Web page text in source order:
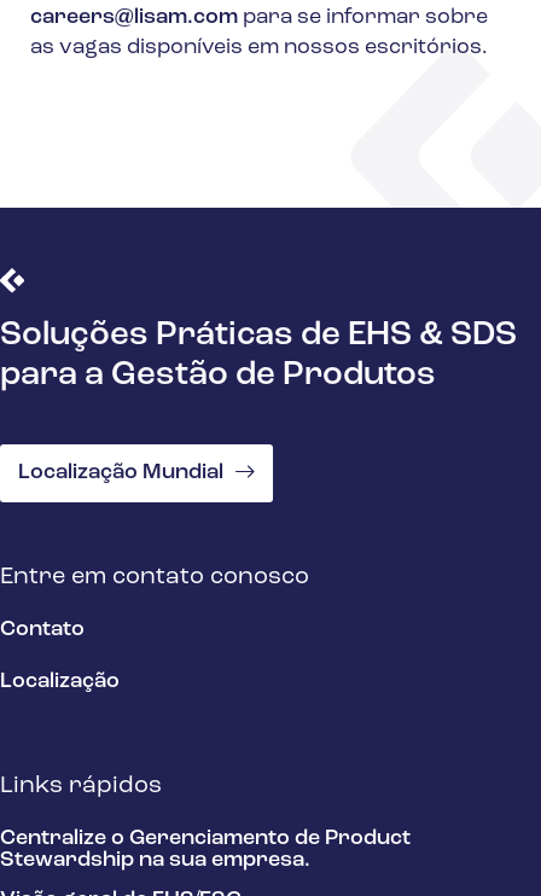
careers@lisam.com para se informar sobre
as vagas disponíveis em nossos escritórios.
Soluções Práticas de EHS & SDS
para a Gestão de Produtos
Localização Mundial
Entre em contato conosco
Contato
Localização
Links rápidos
Centralize o Gerenciamento de Product
Stewardship na sua empresa.